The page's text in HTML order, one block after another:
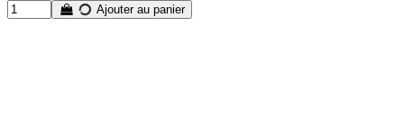
Ajouter au panier